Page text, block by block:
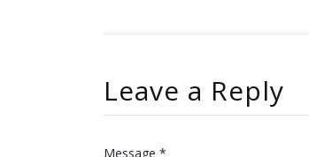
Leave a Reply
Message *